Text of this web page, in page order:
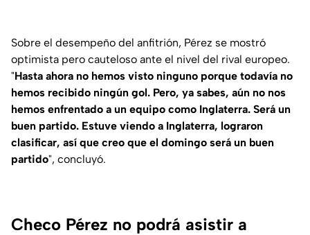
Sobre el desempeño del anfitrión, Pérez se mostró
optimista pero cauteloso ante el nivel del rival europeo.
"Hasta ahora no hemos visto ninguno porque todavía no
hemos recibido ningún gol. Pero, ya sabes, aún no nos
hemos enfrentado a un equipo como Inglaterra. Será un
buen partido. Estuve viendo a Inglaterra, lograron
clasificar, así que creo que el domingo será un buen
partido", concluyó.
Checo Pérez no podrá asistir a